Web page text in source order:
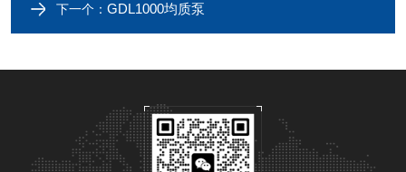
下一个： GDL1000均质泵